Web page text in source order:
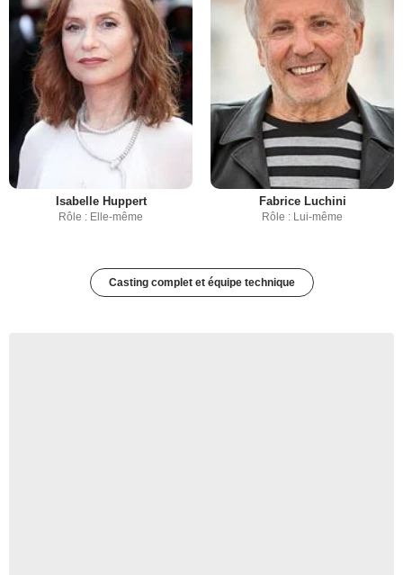
Isabelle Huppert
Rôle : Elle-même
Fabrice Luchini
Rôle : Lui-même
Casting complet et équipe technique